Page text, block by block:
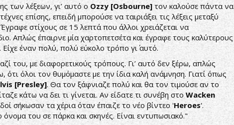
των λέξεων, γι’ αυτό οOzzy [Osbourne]τον καλούσε πάντα να
επίσης, επειδή μπορούσε να ταιριάξει τις λέξεις μεταξύ
στίχους σε 15 λεπτά που άλλοι χρειάζεται να
Απλώς έπαιρνε μία χαρτοπετσέτα και έγραφε τους καλύτερους
έναν πολύ, πολύ εύκολο τρόπο γι΄ αυτό.
του, με διαφορετικούς τρόπους. Γι’ αυτό δεν ξέρω, απλώς
ότι όλοι τον θυμόμαστε με την ίδια καλή ανάμνηση. Γιατί όπως
[Presley]. Θα τον ξάφνιαζε πολύ και θα τον τιμούσε αν το
κάτω να δει τι γίνεται. Αν είδατε τι συνέβη στο Wacken
σήκωσαν τα χέρια όταν έπαιζε το νέο βίντεο 'Heroes'.
όνομα του σε πάρκα και σκηνές. Είναι εντυπωσιακό."